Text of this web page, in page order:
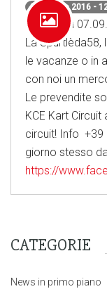
31 agosto 2016 -
Mercoledì
La Spurtlèda58,
le vacanze o in
con noi un
Le prevendite
KCE Kart
circuit! Info +39
giorno stesso
https://
CATEGORIE
News in primo piano